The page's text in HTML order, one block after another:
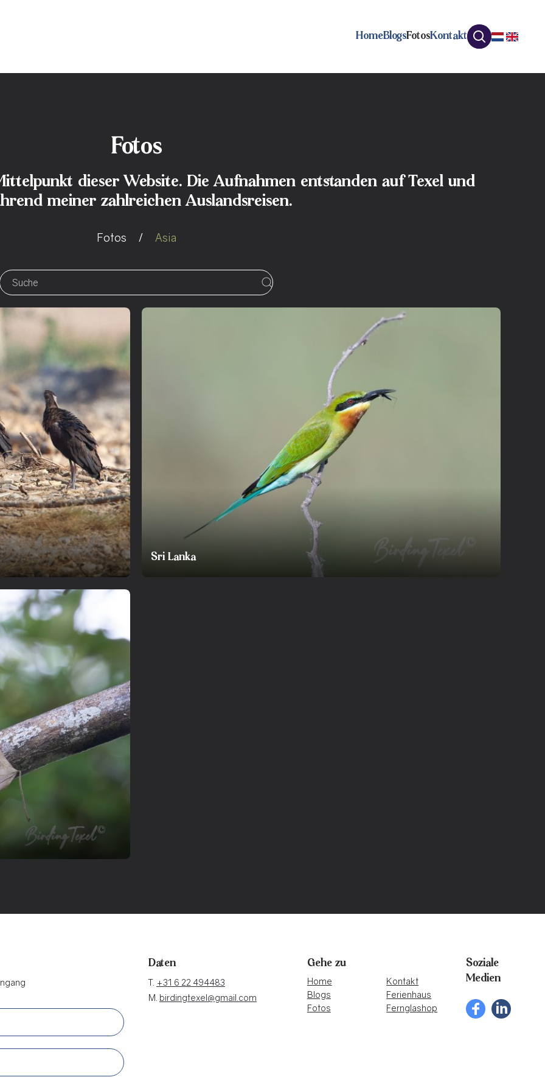
HomeBlogsFotosKontakt
Fotos
dieser Website. Die Aufnahmen entstanden auf Texel und
meiner zahlreichen Auslandsreisen.
Fotos Asia
Sri Lanka
Daten
T. +31 6 22 494483
M. birdingtexel@gmail.com
Gehe zu
Home
Blogs
Fotos
Kontakt
Ferienhaus
Fernglashop
Soziale
Medien